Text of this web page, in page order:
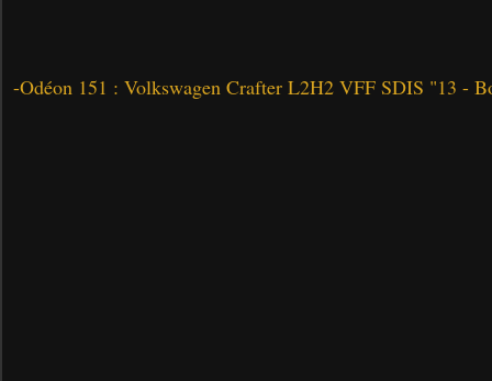
-Odéon 151 : Volkswagen Crafter L2H2 VFF SDIS "13 -